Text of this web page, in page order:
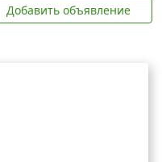
Добавить объявление